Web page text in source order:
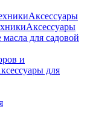
Аксессуары
Аксессуары
для садовой
и
для